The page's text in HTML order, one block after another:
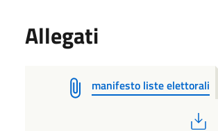
Allegati
manifesto liste elettorali